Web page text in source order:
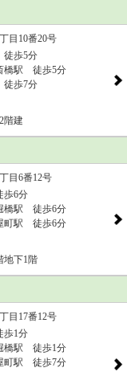
目10番20号
歩5分
橋駅 徒歩5分
歩7分
階建
目6番12号
6分
橋駅 徒歩6分
町駅 徒歩6分
地下1階
目17番12号
1分
橋駅 徒歩1分
町駅 徒歩7分